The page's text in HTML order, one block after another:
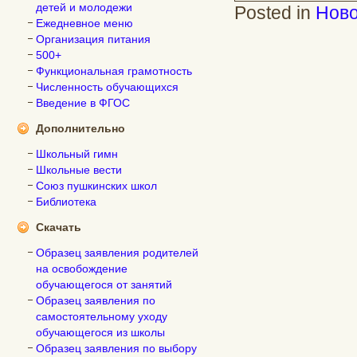
детей и молодежи
Ежедневное меню
Организация питания
500+
Функциональная грамотность
Численность обучающихся
Введение в ФГОС
Дополнительно
Школьный гимн
Школьные вести
Союз пушкинских школ
Библиотека
Скачать
Образец заявления родителей
на освобождение
обучающегося от занятий
Образец заявления по
самостоятельному уходу
обучающегося из школы
Образец заявления по выбору
Posted in